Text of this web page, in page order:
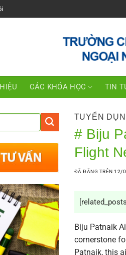
CÁC KHÓA HỌC TIN
TUYỂN
# Biju
Flight
ĐÃ ĐĂNG TRÊN12/
Biju Patnaik
cornerstone
Patnaik, this